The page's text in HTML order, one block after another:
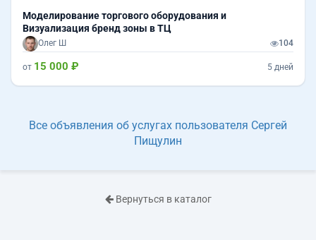
Моделирование торгового оборудования и
Визуализация бренд зоны в ТЦ
Олег Ш 104
от 15 000 ₽ 5 дней
Все объявления об услугах пользователя Сергей
Пищулин
Вернуться в каталог